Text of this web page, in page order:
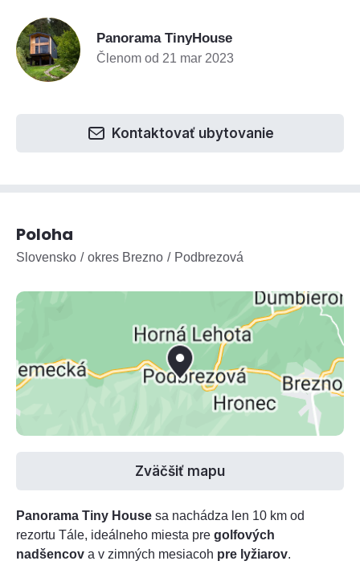
Panorama TinyHouse
Členom od 21 mar 2023
Kontaktovať ubytovanie
Poloha
Slovensko okres Brezno Podbrezová
Zväčšiť mapu
Panorama Tiny House sa nachádza len 10 km od
rezortu Tále, ideálneho miesta pre golfových
nadšencov a v zimných mesiacoh pre lyžiarov.